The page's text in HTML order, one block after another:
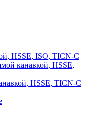
HSSE, ISO, TICN-C
канавкой, HSSE,
HSSE, TICN-C